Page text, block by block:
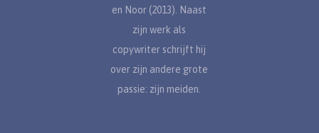
en Noor (2013). Naast
zijn werk als
copywriter schrijft hij
over zijn andere grote
passie: zijn meiden.